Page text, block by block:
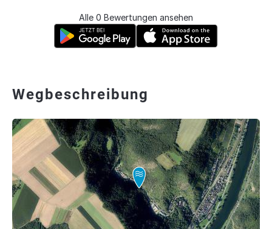
Alle 0 Bewertungen ansehen
Wegbeschreibung